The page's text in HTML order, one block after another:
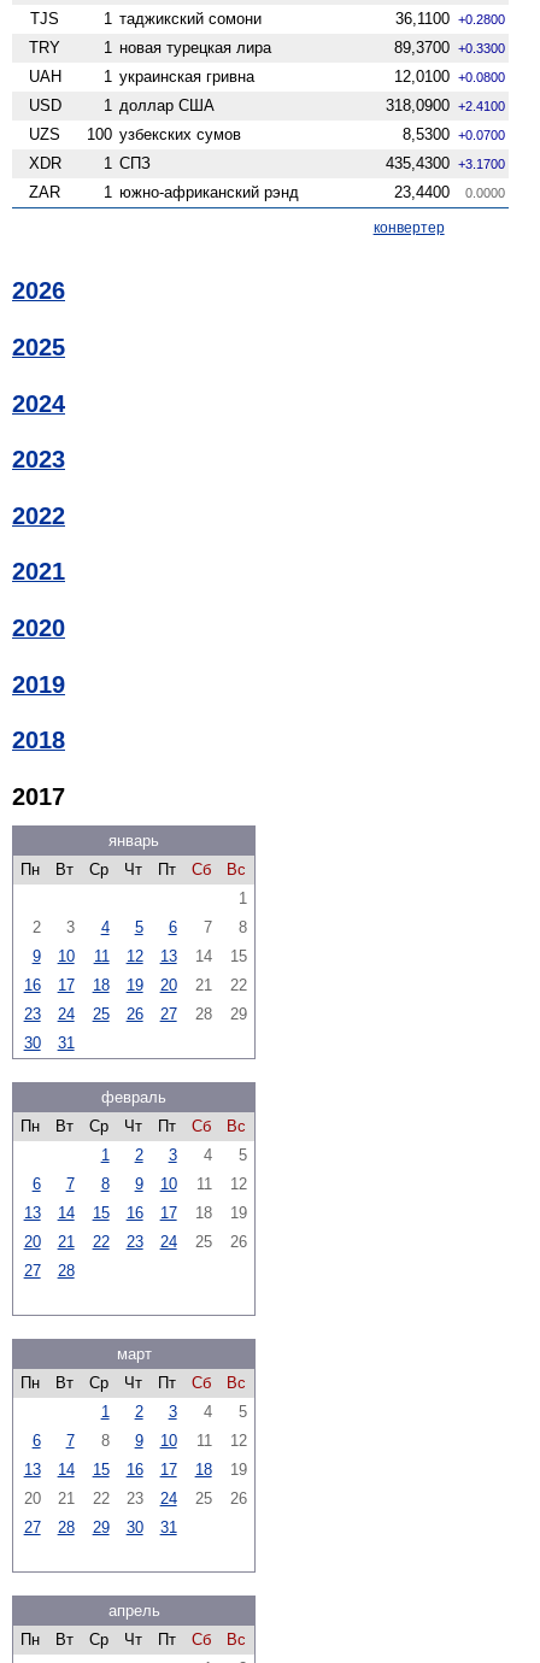
TJS 1 таджикский сомони 36,1100 +0.2800
TRY 1 новая турецкая лира 89,3700 +0.3300
UAH 1 украинская гривна 12,0100 +0.0800
USD 1 доллар США 318,0900 +2.4100
UZS 100 узбекских сумов 8,5300 +0.0700
XDR 1 СПЗ 435,4300 +3.1700
ZAR 1 южно-африканский рэнд 23,4400 0.0000
конвертер
2026
2025
2024
2023
2022
2021
2020
2019
2018
2017
январь
Пн
Вт Ср Чт Пт Сб
Вс
1
2
3 4 5 6 7
8
9
10 11 12 13 14
15
16
17 18 19 20 21
22
23
24 25 26 27 28
29
30
31
февраль
Пн
Вт Ср Чт Пт Сб
Вс
1
2 3 4
5
6
7 8 9 10 11
12
13
14 15 16 17 18
19
20
21 22 23 24 25
26
27
28
март
Пн
Вт Ср Чт Пт Сб
Вс
1
2 3 4
5
6
7 8 9 10 11
12
13
14 15 16 17 18
19
20
21 22 23 24 25
26
27
28 29 30 31
апрель
Пн
Вт Ср Чт Пт Сб
Вс